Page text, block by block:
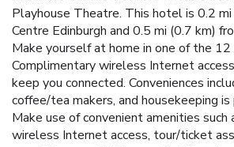
Playhouse Theatre. This hotel is 0.2
Centre Edinburgh and 0.5 mi (0.7 km)
Make yourself at home in one of the
Complimentary wireless Internet
keep you connected. Conveniences
coffee/tea makers, and housekeeping is
Make use of convenient amenities such
wireless Internet access, tour/ticket